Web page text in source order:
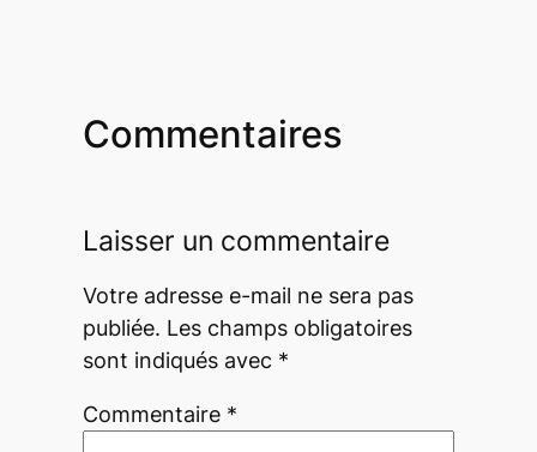
Commentaires
Laisser un commentaire
Votre adresse e-mail ne sera pas
publiée. Les champs obligatoires
sont indiqués avec *
Commentaire *